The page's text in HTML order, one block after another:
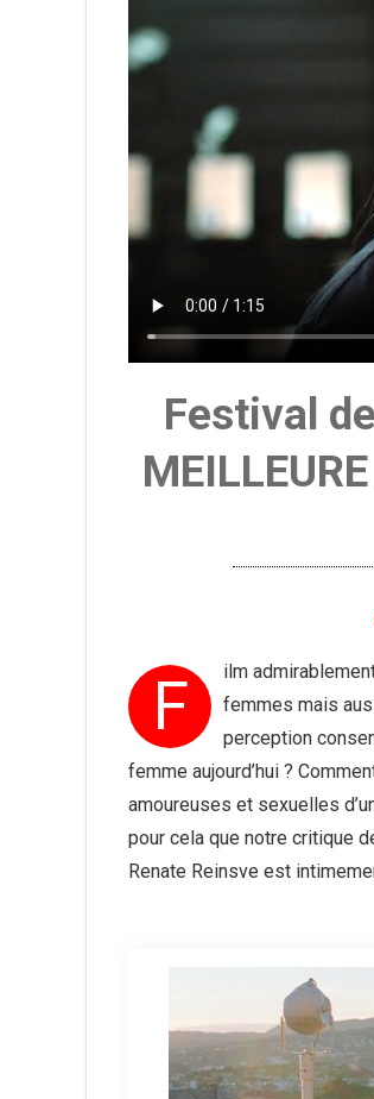
Festival
F ilm
femmes mais
perception
femme aujourd’hui ?
amoureuses et sexuelles
pour cela que notre critique
Renate Reinsve est